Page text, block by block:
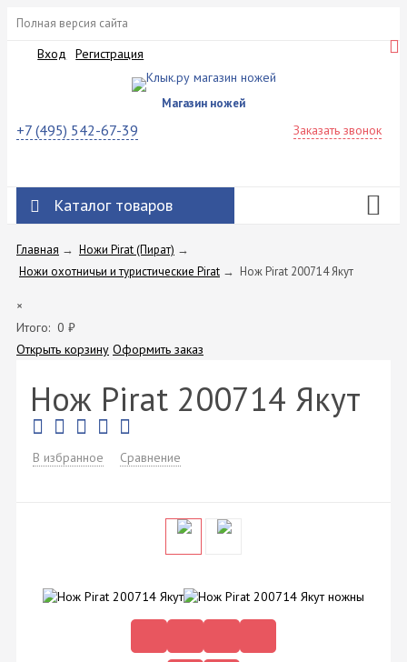
Полная версия сайта
Вход Регистрация
Магазин ножей
+7 (495) 542-67-39 Заказать звонок
Каталог товаров
Главная → Ножи Pirat (Пират) →
Ножи охотничьи и туристические Pirat → Нож Pirat 200714 Якут
×
Итого: 0 ₽
Открыть корзину Оформить заказ
Нож Pirat 200714 Якут
В избранное Сравнение